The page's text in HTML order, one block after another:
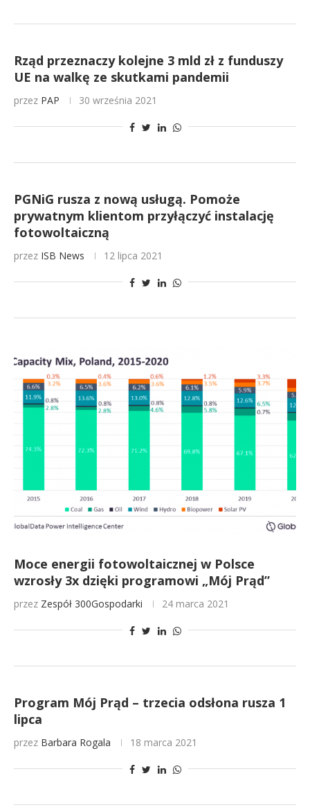
Rząd przeznaczy kolejne 3 mld zł z funduszy
UE na walkę ze skutkami pandemii
przez PAP 30 września 2021
PGNiG rusza z nową usługą. Pomoże
prywatnym klientom przyłączyć instalację
fotowoltaiczną
przez ISB News 12 lipca 2021
Moce energii fotowoltaicznej w Polsce
wzrosły 3x dzięki programowi „Mój Prąd”
przez Zespół 300Gospodarki 24 marca 2021
Program Mój Prąd – trzecia odsłona rusza 1
lipca
przez Barbara Rogala 18 marca 2021